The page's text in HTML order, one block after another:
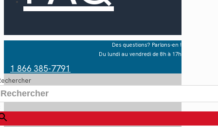
Des questions? Parlons-en !
Du lundi au vendredi de 8h à 17h
1 866 385-7791